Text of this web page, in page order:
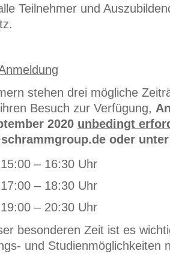
Teilnehmer und
stehen drei mögliche
Besuch zur Verfügung,
2020 unbedingt
oder unter
– 16:30 Uhr
– 18:30 Uhr
– 20:30 Uhr
besonderen Zeit ist es
und Studienmöglichkeiten